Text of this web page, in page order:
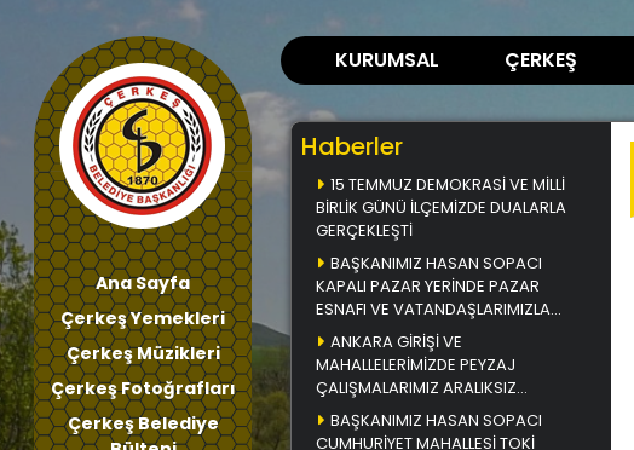
Ana Sayfa
Çerkeş Yemekleri
Çerkeş Müzikleri
Çerkeş Fotoğrafları
Çerkeş Belediye
KURUMSAL ÇERKEŞ
Haberler
15 TEMMUZ DEMOKRASİ VE MİLLİ
BİRLİK GÜNÜ İLÇEMİZDE DUALARLA
GERÇEKLEŞTİ
BAŞKANIMIZ HASAN SOPACI
KAPALI PAZAR YERİNDE PAZAR
ESNAFI VE VATANDAŞLARIMIZLA
BİR ARAYA GELDİ
ANKARA GİRİŞİ VE
MAHALLELERİMİZDE PEYZAJ
ÇALIŞMALARIMIZ ARALIKSIZ
DEVAM EDİYOR
BAŞKANIMIZ HASAN SOPACI
CUMHURİYET MAHALLESİ TOKİ